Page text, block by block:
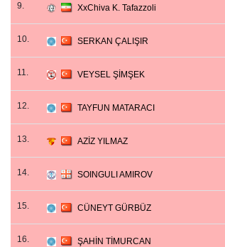
9. XxChiva K. Tafazzoli
10. SERKAN ÇALIŞIR
11. VEYSEL ŞİMŞEK
12. TAYFUN MATARACI
13. AZİZ YILMAZ
14. SOINGULI AMIROV
15. CÜNEYT GÜRBÜZ
16. ŞAHİN TİMURCAN